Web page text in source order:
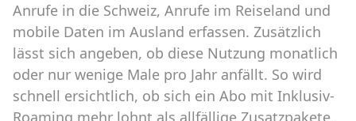
Anrufe in die Schweiz, Anrufe im Reiseland und
mobile Daten im Ausland erfassen. Zusätzlich
lässt sich angeben, ob diese Nutzung monatlich
oder nur wenige Male pro Jahr anfällt. So wird
schnell ersichtlich, ob sich ein Abo mit Inklusiv-
Roaming mehr lohnt als allfällige Zusatzpakete.